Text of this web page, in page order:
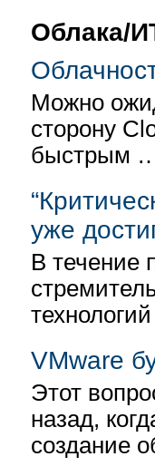
Облака/
Можно
сторону
быстрым
уже
В течение
VMware
Этот
назад,
создание